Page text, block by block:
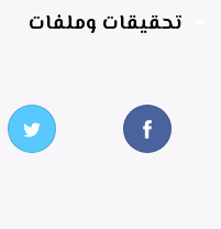
تحقيقات وملفات